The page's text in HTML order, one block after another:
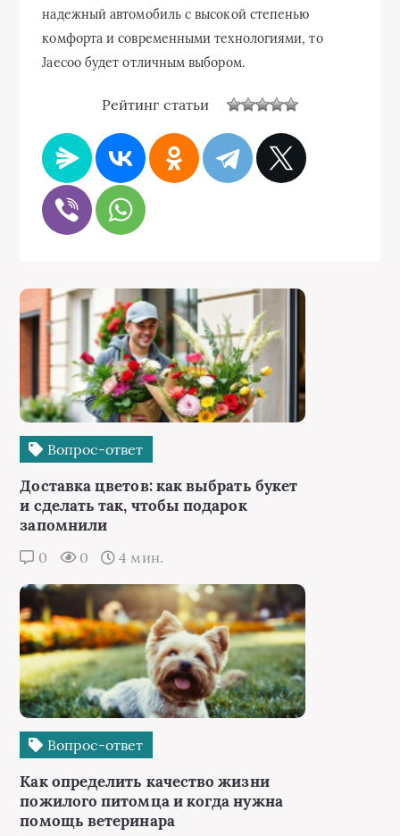
надежный автомобиль с высокой степенью
комфорта и современными технологиями, то
Jaecoo будет отличным выбором.
Рейтинг статьи
Вопрос-ответ
Доставка цветов: как выбрать букет
и сделать так, чтобы подарок
запомнили
0 0 4 мин.
Вопрос-ответ
Как определить качество жизни
пожилого питомца и когда нужна
помощь ветеринара